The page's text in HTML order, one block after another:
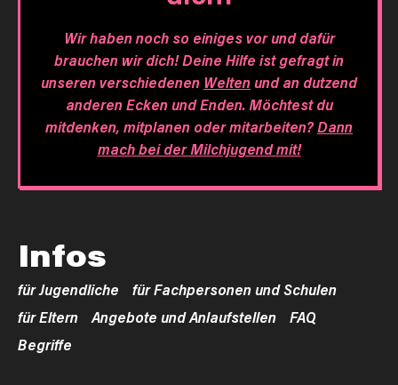
Wir haben noch so einiges vor und dafür
brauchen wir dich! Deine Hilfe ist gefragt in
unseren verschiedenen Weltenund an dutzend
anderen Ecken und Enden. Möchtest du
mitdenken, mitplanen oder mitarbeiten?Dann
mach bei der Milchjugend mit!
Infos
für Jugendliche
für Fachpersonen und Schulen
für Eltern
Angebote und Anlaufstellen
FAQ
Begriffe